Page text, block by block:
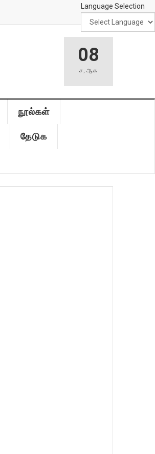
Language Selection
08
ச , ஆக
நூல்கள்
தேடுக